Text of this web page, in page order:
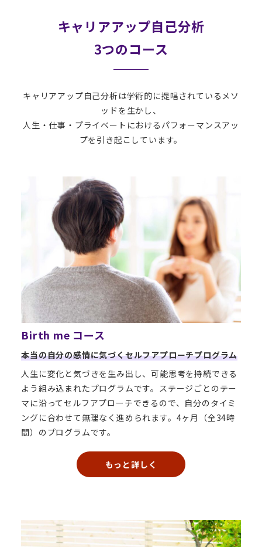
キャリアアップ自己分析
3つのコース
キャリアアップ自己分析は学術的に提唱されているメソ
ッドを生かし、
人生・仕事・プライベートにおけるパフォーマンスアッ
プを引き起こしています。
Birth me コース
本当の自分の感情に気づくセルフアプローチプログラム
人生に変化と気づきを生み出し、可能思考を持続できる
よう組み込まれたプログラムです。ステージごとのテー
マに沿ってセルフアプローチできるので、自分のタイミ
ングに合わせて無理なく進められます。4ヶ月（全34時
間）のプログラムです。
もっと詳しく